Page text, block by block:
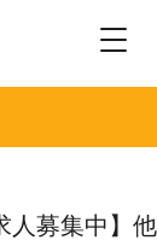
人募集中】他